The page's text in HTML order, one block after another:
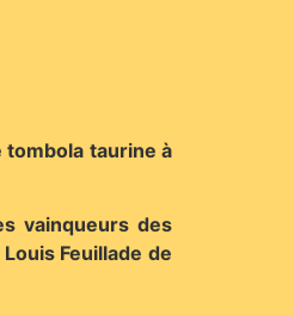
taurine à
vainqueurs des
Feuillade de